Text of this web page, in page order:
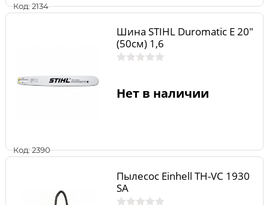
Код: 2134
Код: 2390
Шина STIHL Duromatic E 20"
(50см) 1,6
Нет в наличии
Пылесос Einhell TH-VC 1930
SA